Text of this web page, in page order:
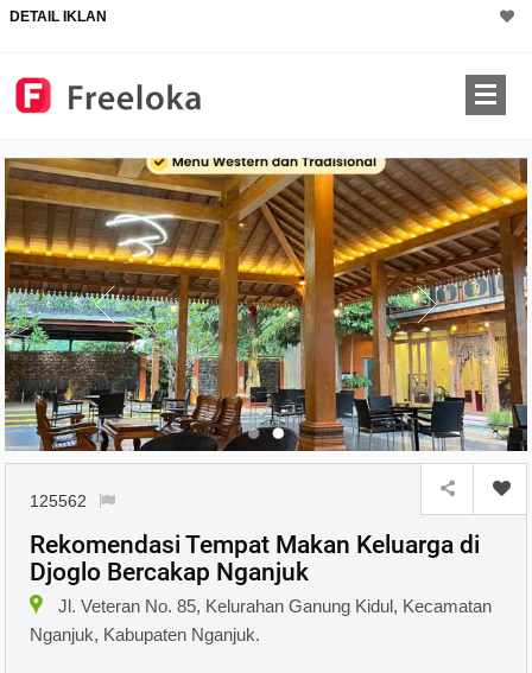
DETAIL IKLAN
125562
Rekomendasi Tempat Makan Keluarga di
Djoglo Bercakap Nganjuk
Jl. Veteran No. 85, Kelurahan Ganung Kidul, Kecamatan
Nganjuk, Kabupaten Nganjuk.